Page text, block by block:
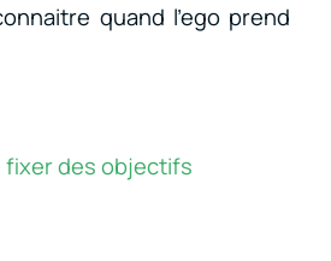
quand l’ego prend
fixer des objectifs